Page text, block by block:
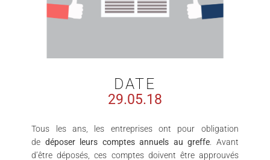
DATE
29.05.18
Tous les ans, les entreprises ont pour obligation
de déposer leurs comptes annuels au greffe . Avant
d’être déposés, ces comptes doivent être approuvés